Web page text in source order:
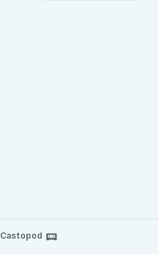
Castopod